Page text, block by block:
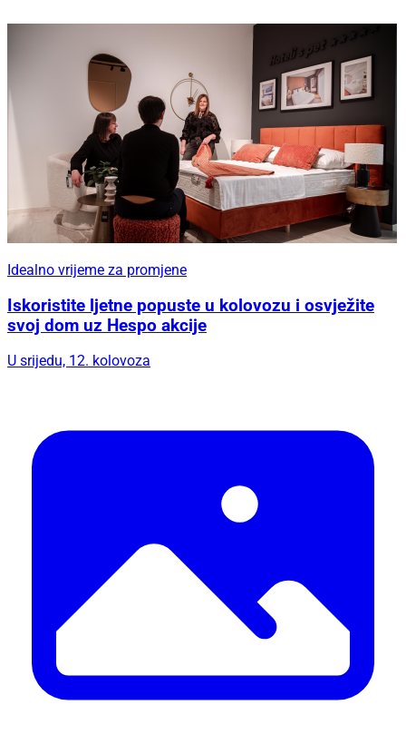
Idealno vrijeme za promjene
Iskoristite ljetne popuste u kolovozu i osvježite
svoj dom uz Hespo akcije
U srijedu, 12. kolovoza